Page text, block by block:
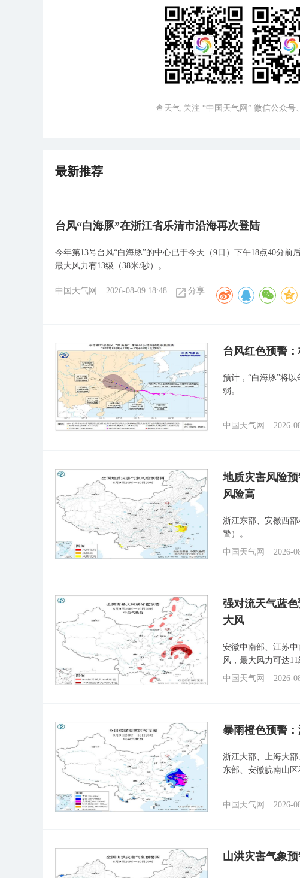
查天气 关注 “中国天气网” 微信公众号
最新推荐
台风“白海豚”在浙江省乐清市沿海再次登陆
今年第13号台风“白海豚”的中心已于今天（9日）下午18点40分
最大风力有13级（38米/秒）。
中国天气网 2026-08-09 18:48 分享
台风红色预警
预计，“白海豚”将
弱。
中国天气网 2026-
地质灾害风险
风险高
浙江东部、安徽西
警）。
中国天气网
2026-
强对流天气蓝
大风
安徽中南部、江苏
风，最大风力可达11
中国天气网
2026-
暴雨橙色预警
浙江大部、上海大
东部、安徽皖南山
中国天气网 2026-
山洪灾害气象